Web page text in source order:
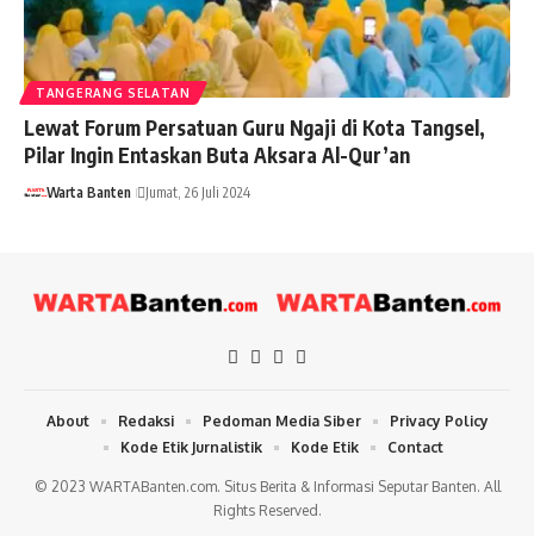
TANGERANG SELATAN
Lewat Forum Persatuan Guru Ngaji di Kota Tangsel,
Pilar Ingin Entaskan Buta Aksara Al-Qur’an
Warta Banten Jumat, 26 Juli 2024
© 2023 WARTABanten.com. Situs Berita & Informasi Seputar Banten. All
Rights Reserved.
About Redaksi Pedoman Media Siber
Privacy Policy
Kode Etik Jurnalistik
Kode Etik Contact